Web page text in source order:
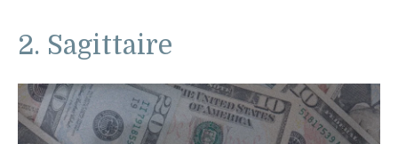
2. Sagittaire